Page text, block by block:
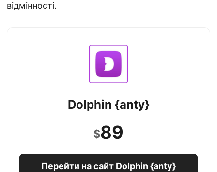
відмінності.
Dolphin {anty}
$89
Перейти на сайт Dolphin {anty}